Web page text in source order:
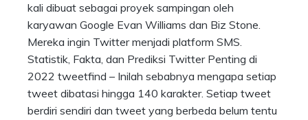
kali dibuat sebagai proyek sampingan oleh
karyawan Google Evan Williams dan Biz Stone.
Mereka ingin Twitter menjadi platform SMS.
Statistik, Fakta, dan Prediksi Twitter Penting di
2022 tweetfind – Inilah sebabnya mengapa setiap
tweet dibatasi hingga 140 karakter. Setiap tweet
berdiri sendiri dan tweet yang berbeda belum tentu